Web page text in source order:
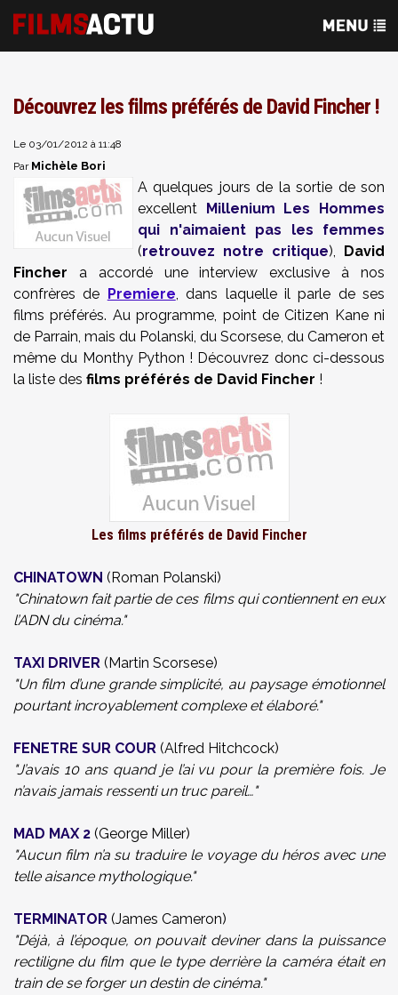
Découvrez les films préférés de David Fincher !
Le 03/01/2012 à 11:48
Par Michèle Bori
A quelques jours de la sortie de son
excellent Millenium Les Hommes
qui n'aimaient pas les femmes
(retrouvez notre critique), David
Fincher a accordé une interview exclusive à nos
confrères de Premiere, dans laquelle il parle de ses
films préférés. Au programme, point de Citizen Kane ni
de Parrain, mais du Polanski, du Scorsese, du Cameron et
même du Monthy Python ! Découvrez donc ci-dessous
la liste des films préférés de David Fincher !
Les films préférés de David Fincher
CHINATOWN (Roman Polanski)
"Chinatown fait partie de ces films qui contiennent en eux
l’ADN du cinéma."
TAXI DRIVER (Martin Scorsese)
"Un film d’une grande simplicité, au paysage émotionnel
pourtant incroyablement complexe et élaboré."
FENETRE SUR COUR (Alfred Hitchcock)
"J’avais 10 ans quand je l’ai vu pour la première fois. Je
n’avais jamais ressenti un truc pareil…"
MAD MAX 2 (George Miller)
"Aucun film n’a su traduire le voyage du héros avec une
telle aisance mythologique."
TERMINATOR (James Cameron)
"Déjà, à l’époque, on pouvait deviner dans la puissance
rectiligne du film que le type derrière la caméra était en
train de se forger un destin de cinéma."